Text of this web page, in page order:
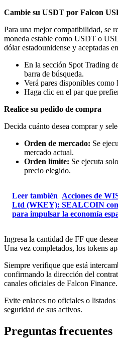
Cambie su USDT por Falcon
Para una mejor compatibilidad, se
moneda estable como USDT o
dólar estadounidense y aceptadas
En la sección Spot Trading
barra de búsqueda.
Verá pares disponibles
Haga clic en el par que
Realice su pedido de compra
Decida cuánto desea comprar y
Orden de mercado: Se
mercado actual.
Orden límite: Se ejecuta
precio elegido.
Leer también Acciones de
Ltd (WKEY): SEALCOIN
para impulsar la economía
Ingresa la cantidad de FF que
Una vez completados, los tokens
Siempre verifique que está
confirmando la dirección del
canales oficiales de Falcon Finance.
Evite enlaces no oficiales o
seguridad de sus activos.
Preguntas frecuentes